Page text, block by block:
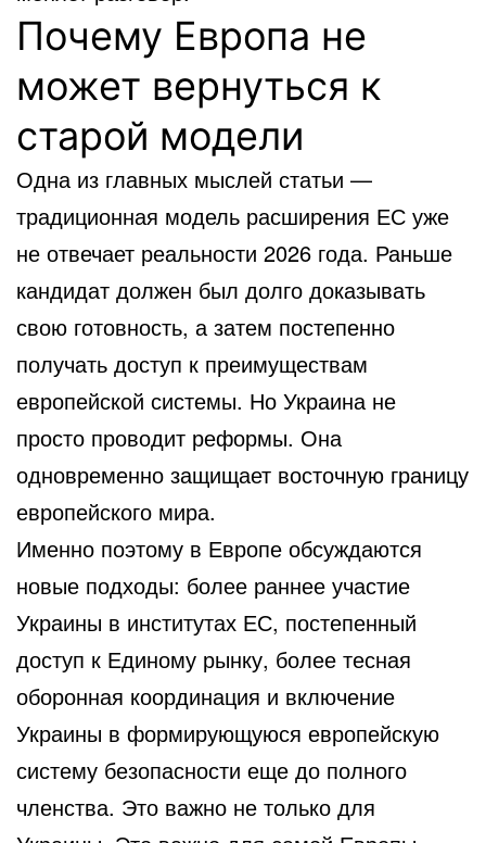
Почему Европа не
может вернуться к
старой модели
Одна из главных мыслей статьи —
традиционная модель расширения ЕС уже
не отвечает реальности 2026 года. Раньше
кандидат должен был долго доказывать
свою готовность, а затем постепенно
получать доступ к преимуществам
европейской системы. Но Украина не
просто проводит реформы. Она
одновременно защищает восточную границу
европейского мира.
Именно поэтому в Европе обсуждаются
новые подходы: более раннее участие
Украины в институтах ЕС, постепенный
доступ к Единому рынку, более тесная
оборонная координация и включение
Украины в формирующуюся европейскую
систему безопасности еще до полного
членства. Это важно не только для